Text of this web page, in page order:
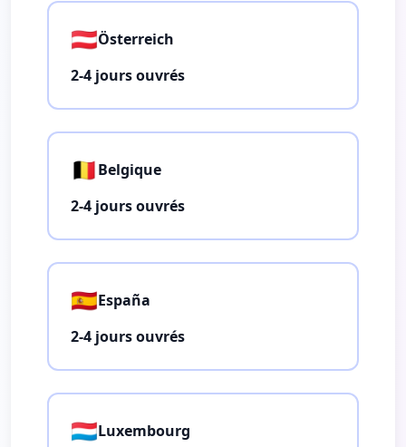
🇦🇹Österreich
2-4 jours ouvrés
🇧🇪Belgique
2-4 jours ouvrés
🇪🇸España
2-4 jours ouvrés
🇱🇺Luxembourg